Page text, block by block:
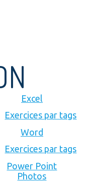
Excel
Exercices par tags
Word
Exercices par tags
Power Point
Photos